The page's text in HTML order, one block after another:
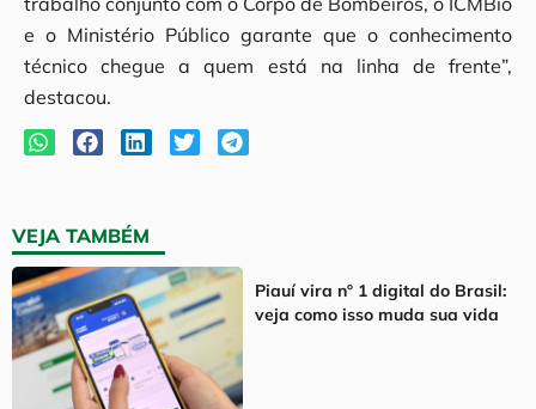
e o Ministério Público garante que o conhecimento
técnico chegue a quem está na linha de frente”,
destacou.
VEJA TAMBÉM
Piauí vira nº 1 digital do Brasil:
veja como isso muda sua vida